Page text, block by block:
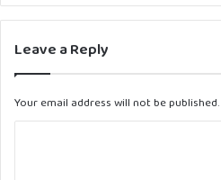
Leave a Reply
Your email address will not be published.